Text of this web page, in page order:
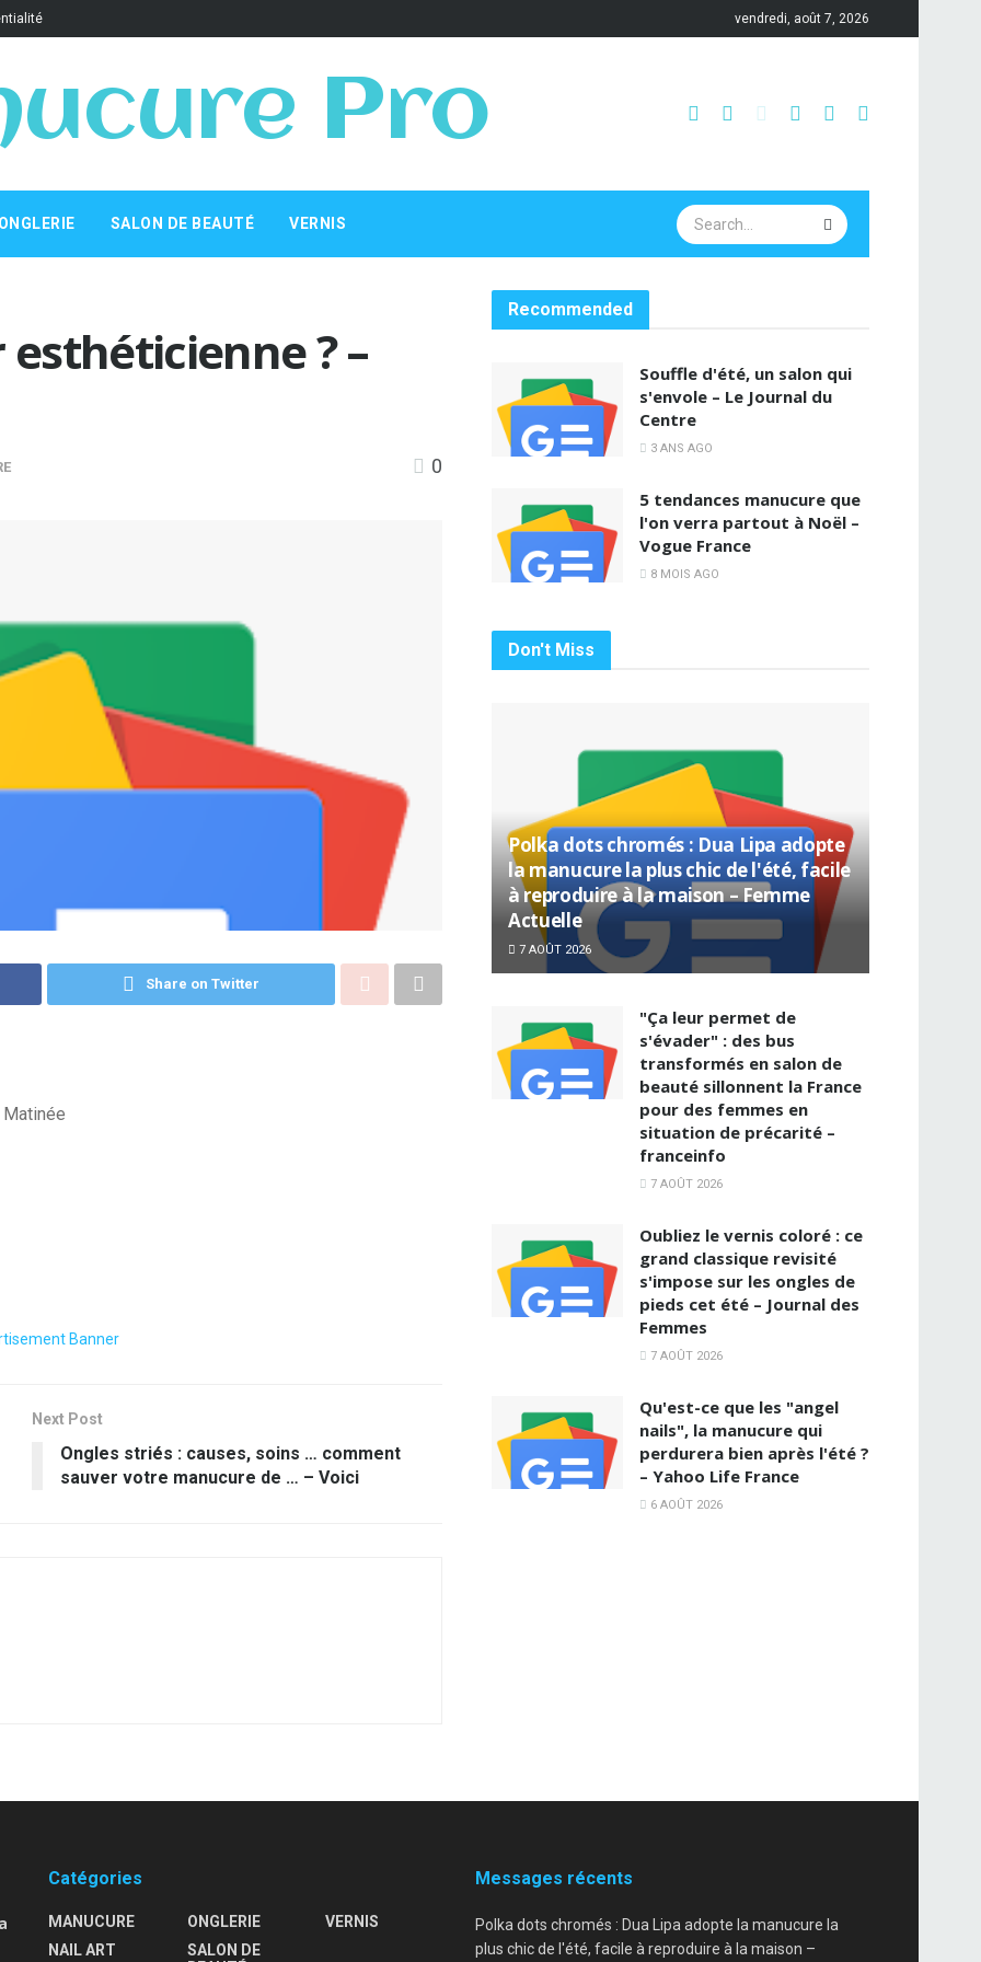
vendredi, août 7, 2026
Pro
SALON DE BEAUTÉ VERNIS
? –
0
Share on Twitter
Next Post
Ongles striés : causes, soins … comment
sauver votre manucure de … – Voici
Recommended
Souffle d'été, un salon qui
s'envole – Le Journal du
Centre
3 ANS AGO
5 tendances manucure que
l'on verra partout à Noël –
Vogue France
8 MOIS AGO
Don't Miss
Polka dots chromés : Dua Lipa adopte
la manucure la plus chic de l'été, facile
à reproduire à la maison – Femme
Actuelle
7 AOÛT 2026
"Ça leur permet de
s'évader" : des bus
transformés en salon de
beauté sillonnent la France
pour des femmes en
situation de précarité –
franceinfo
7 AOÛT 2026
Oubliez le vernis coloré : ce
grand classique revisité
s'impose sur les ongles de
pieds cet été – Journal des
Femmes
7 AOÛT 2026
Qu'est-ce que les "angel
nails", la manucure qui
perdurera bien après l'été ?
– Yahoo Life France
6 AOÛT 2026
Catégories
MANUCURE
NAIL ART
ONGLERIE
SALON DE
VERNIS
Messages récents
Polka dots chromés : Dua Lipa adopte la manucure la
plus chic de l'été, facile à reproduire à la maison –